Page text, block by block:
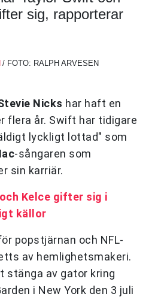
sig, rapporterar
/ FOTO: RALPH ARVESEN
Nicks har haft en
flera år. Swift har tidigare
lyckligt lottad" som
-sångaren som
sin karriär.
Kelce gifter sig i
källor
popstjärnan och NFL-
av hemlighetsmakeri.
stänga av gator kring
i New York den 3 juli